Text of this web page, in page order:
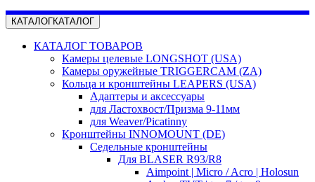
КАТАЛОГКАТАЛОГ
КАТАЛОГ ТОВАРОВ
Камеры целевые LONGSHOT (USA)
Камеры оружейные TRIGGERCAM (ZA)
Кольца и кронштейны LEAPERS (USA)
Адаптеры и аксессуары
для Ластохвост/Призма 9-11мм
для Weaver/Picatinny
Кронштейны INNOMOUNT (DE)
Седельные кронштейны
Для BLASER R93/R8
Aimpoint | Micro / Acro | Holosun